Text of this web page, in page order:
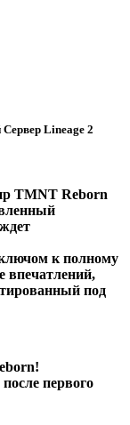
Lineage 2
TMNT Reborn
к полному
впечатлений,
под
первого